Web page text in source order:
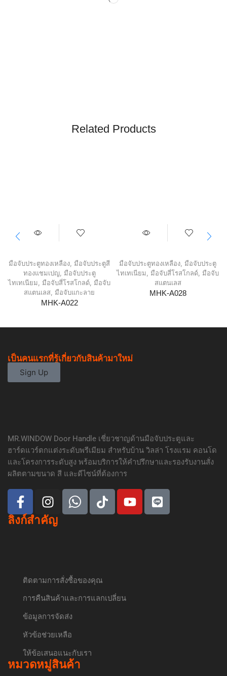
Related Products
มือจับประตูทองเหลือง มือจับประตูสี
ทองแชมเปญ, มือจับประตู
ไทเทเนียม
มือจับสี่โรสโกลด์ มือจับ
สแตนเลส มือจับแกะลาย
MHK-A022
มือจับประตูทองเหลือง มือจับประตู
ไทเทเนียม
มือจับสี่โรสโกลด์ มือจับ
สแตนเลส
MHK-A028
เป็นคนแรกที่รู้เกี่ยวกับสินค้ามาใหม่
Sign Up
MR.WINDOW Door Handle เชี่ยวชาญด้านมือจับประตูและ
ฮาร์ดแวร์ตกแต่งระดับพรีเมียม สำหรับบ้าน วิลล่า โรงแรม คอนโด
และโครงการระดับสูง พร้อมบริการให้คำปรึกษาและรองรับงานสั่ง
ผลิตตามขนาด สี และดีไซน์ที่ต้องการ
ลิงก์สำคัญ
ติดตามการสั่งซื้อของคุณ
การคืนสินค้าและการแลกเปลี่ยน
ข้อมูลการจัดส่ง
หัวข้อช่วยเหลือ
ให้ข้อเสนอแนะกับเรา
หมวดหมู่สินค้า